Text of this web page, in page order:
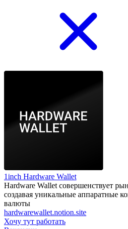
1inch Hardware Wallet
Hardware Wallet совершенствует
создавая уникальные аппаратные
валюты
hardwarewallet.notion.site
Хочу тут работать